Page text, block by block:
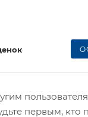
первым, кто